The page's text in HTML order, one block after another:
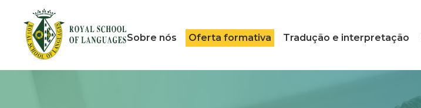
Sobre nós Oferta formativa Tradução e interpretação